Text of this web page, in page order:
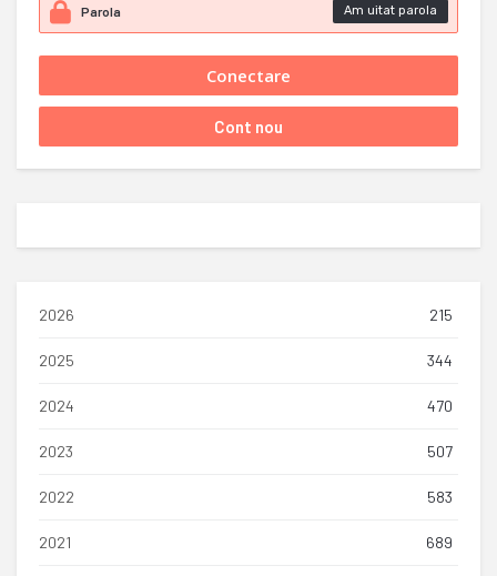
Am uitat parola
2026 215
2025 344
2024 470
2023 507
2022 583
2021 689